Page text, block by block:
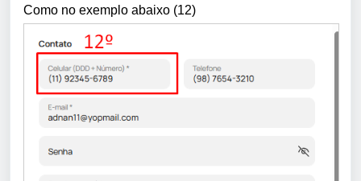
Como no exemplo abaixo (12)